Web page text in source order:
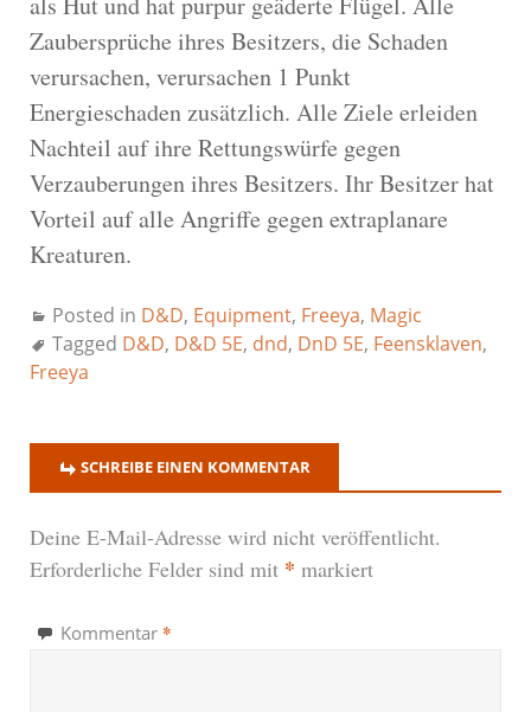
Zaubersprüche ihres Besitzers, die Schaden
verursachen, verursachen 1 Punkt
Energieschaden zusätzlich. Alle Ziele erleiden
Nachteil auf ihre Rettungswürfe gegen
Verzauberungen ihres Besitzers. Ihr Besitzer hat
Vorteil auf alle Angriffe gegen extraplanare
Kreaturen.
Posted in D&D, Equipment, Freeya, Magic
Tagged D&D, D&D 5E, dnd, DnD 5E, Feensklaven,
Freeya
SCHREIBE EINEN KOMMENTAR
Deine E-Mail-Adresse wird nicht veröffentlicht.
Erforderliche Felder sind mit * markiert
Kommentar *